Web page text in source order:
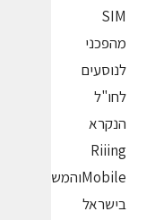
SIM
מהפכני
לנוסעים
לחו"ל
הנקרא
Riiing
Mobileוהמשווק
בישראל